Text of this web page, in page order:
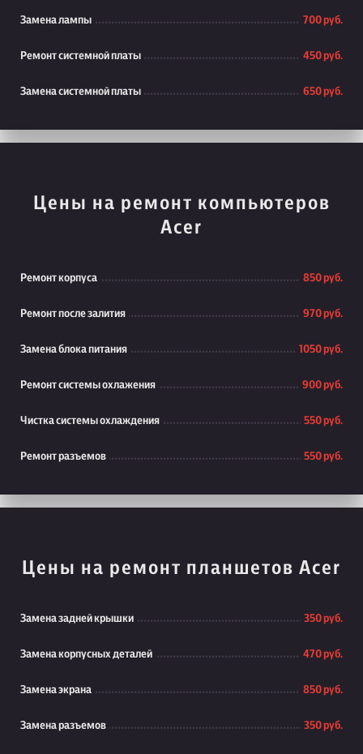
Замена лампы 700 руб.
Ремонт системной платы 450 руб.
Замена системной платы 650 руб.
Цены на ремонт компьютеров
Acer
Ремонт корпуса 850 руб.
Ремонт после залития 970 руб.
Замена блока питания 1050 руб.
Ремонт системы охлажения 900 руб.
Чистка системы охлаждения 550 руб.
Ремонт разъемов 550 руб.
Цены на ремонт планшетов Acer
Замена задней крышки 350 руб.
Замена корпусных деталей 470 руб.
Замена экрана 850 руб.
Замена разъемов 350 руб.